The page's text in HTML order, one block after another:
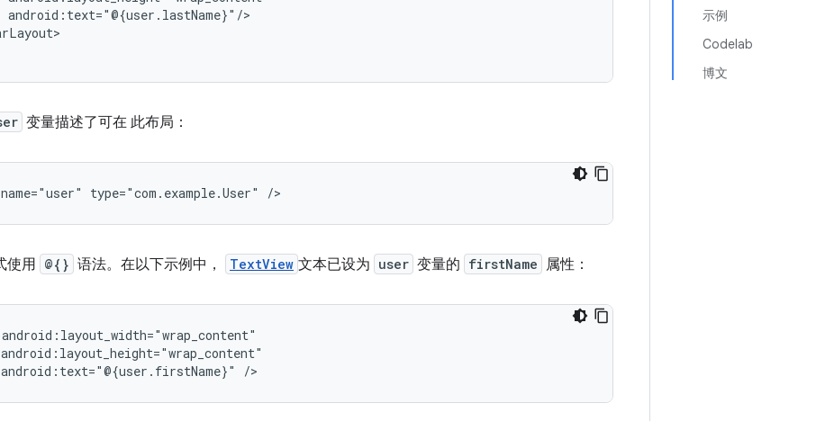
示例
Codelab
博文
变量描述了可在 此布局：
name="user" type="com.example.User"
使用 @{} 语法。在以下示例中， TextView 文本已设为 user 变量的 firstName 属性：
android:text="@{user.firstName}"